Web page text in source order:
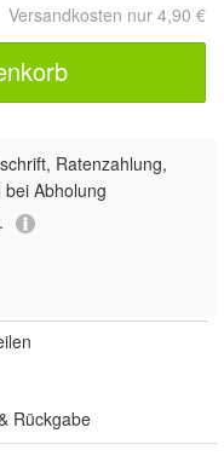
Versandkosten nur 4,90 €
Ratenzahlung,
Abholung
Rückgabe